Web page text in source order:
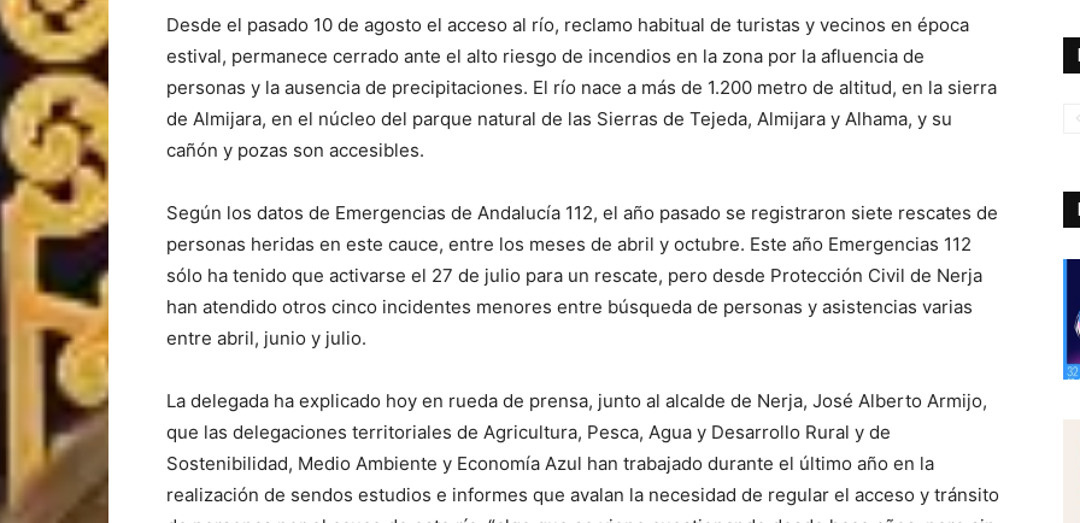
Desde el pasado 10 de agosto el acceso al río, reclamo habitual de turistas y vecinos en época
estival, permanece cerrado ante el alto riesgo de incendios en la zona por la afluencia de
personas y la ausencia de precipitaciones. El río nace a más de 1.200 metro de altitud, en la sierra
de Almijara, en el núcleo del parque natural de las Sierras de Tejeda, Almijara y Alhama, y su
cañón y pozas son accesibles.
Según los datos de Emergencias de Andalucía 112, el año pasado se registraron siete rescates de
personas heridas en este cauce, entre los meses de abril y octubre. Este año Emergencias 112
sólo ha tenido que activarse el 27 de julio para un rescate, pero desde Protección Civil de Nerja
han atendido otros cinco incidentes menores entre búsqueda de personas y asistencias varias
entre abril, junio y julio.
La delegada ha explicado hoy en rueda de prensa, junto al alcalde de Nerja, José Alberto Armijo,
que las delegaciones territoriales de Agricultura, Pesca, Agua y Desarrollo Rural y de
Sostenibilidad, Medio Ambiente y Economía Azul han trabajado durante el último año en la
realización de sendos estudios e informes que avalan la necesidad de regular el acceso y tránsito